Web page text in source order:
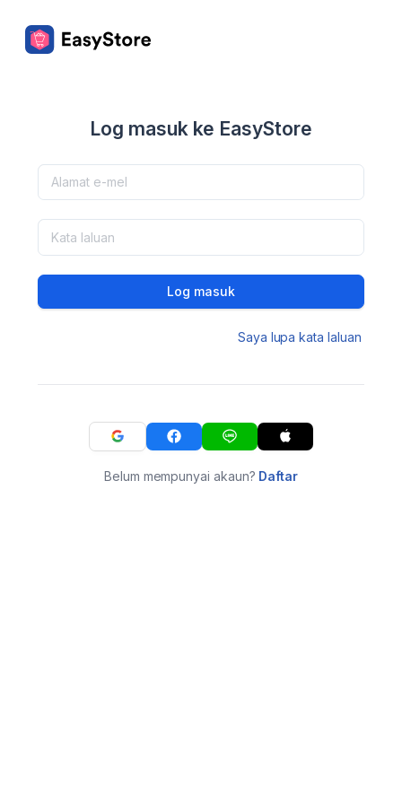
Log masuk ke EasyStore
Log masuk
Saya lupa kata laluan
Belum mempunyai akaun? Daftar